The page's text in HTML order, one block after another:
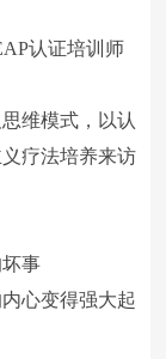
认证培训师
维模式，以认
疗法培养来访
事
心变得强大起